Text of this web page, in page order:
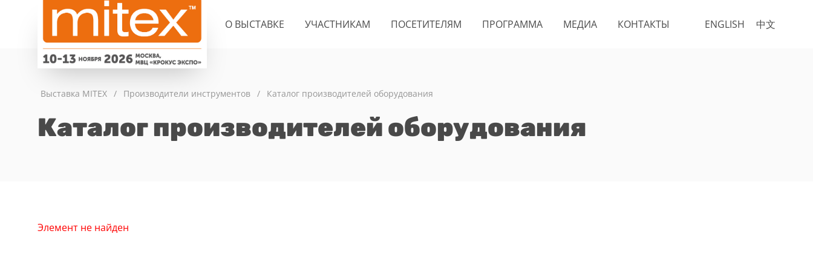
ENGLISH 中文
О ВЫСТАВКЕ УЧАСТНИКАМ ПОСЕТИТЕЛЯМ ПРОГРАММА МЕДИА КОНТАКТЫ
Выставка MITEX / Производители инструментов / Каталог производителей оборудования
Каталог производителей оборудования
Элемент не найден